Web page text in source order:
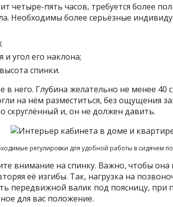
четыре-пять часов, требуется более
Необходимы более серьёзные
и угол его наклона;
спинки.
в него. Глубина желательно не менее 40
на нём разместиться, без ощущения
скруглённый и, он не должен давить.
регулировки для удобной работы в сидячем
внимание на спинку. Важно, чтобы
её изгибы. Так, нагрузка на
передвижной валик под поясницу,
для вас положение.